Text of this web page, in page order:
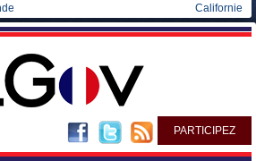
Californie
PARTICIPEZ